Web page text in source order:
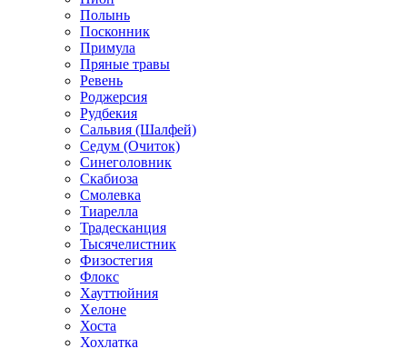
Полынь
Посконник
Примула
Пряные травы
Ревень
Роджерсия
Рудбекия
Сальвия (Шалфей)
Седум (Очиток)
Синеголовник
Скабиоза
Смолевка
Тиарелла
Традесканция
Тысячелистник
Физостегия
Флокс
Хауттюйния
Хелоне
Хоста
Хохлатка